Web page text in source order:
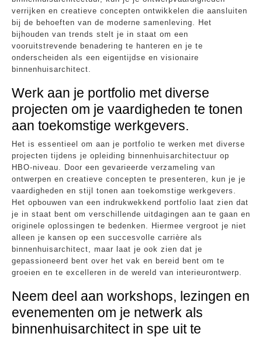
verrijken en creatieve concepten ontwikkelen die aansluiten
bij de behoeften van de moderne samenleving. Het
bijhouden van trends stelt je in staat om een
vooruitstrevende benadering te hanteren en je te
onderscheiden als een eigentijdse en visionaire
binnenhuisarchitect.
Werk aan je portfolio met diverse
projecten om je vaardigheden te tonen
aan toekomstige werkgevers.
Het is essentieel om aan je portfolio te werken met diverse
projecten tijdens je opleiding binnenhuisarchitectuur op
HBO-niveau. Door een gevarieerde verzameling van
ontwerpen en creatieve concepten te presenteren, kun je je
vaardigheden en stijl tonen aan toekomstige werkgevers.
Het opbouwen van een indrukwekkend portfolio laat zien dat
je in staat bent om verschillende uitdagingen aan te gaan en
originele oplossingen te bedenken. Hiermee vergroot je niet
alleen je kansen op een succesvolle carrière als
binnenhuisarchitect, maar laat je ook zien dat je
gepassioneerd bent over het vak en bereid bent om te
groeien en te excelleren in de wereld van interieurontwerp.
Neem deel aan workshops, lezingen en
evenementen om je netwerk als
binnenhuisarchitect in spe uit te